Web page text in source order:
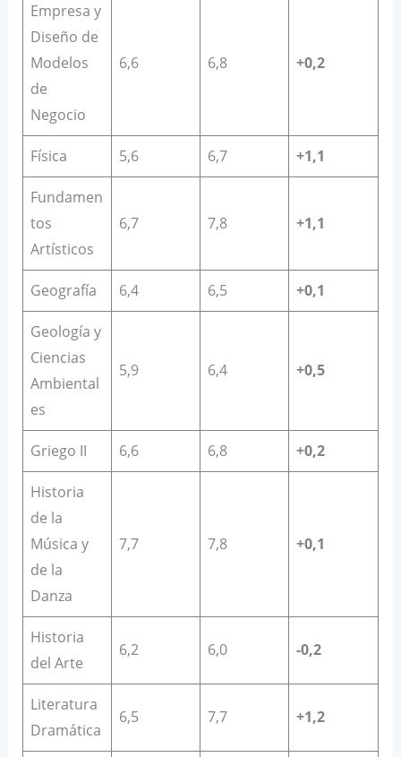
Empresa y
Diseño de
Modelos
de
Negocio
6,6 6,8 +0,2
Física 5,6 6,7 +1,1
Fundamen
tos
Artísticos
6,7 7,8 +1,1
Geografía 6,4 6,5 +0,1
Geología y
Ciencias
Ambiental
es
5,9 6,4 +0,5
Griego II 6,6 6,8 +0,2
Historia
de la
Música y
de la
Danza
7,7 7,8 +0,1
Historia
del Arte
6,2 6,0 -0,2
Literatura
Dramática
6,5 7,7 +1,2